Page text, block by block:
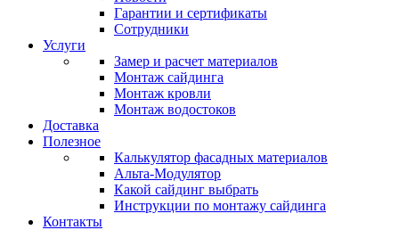
Гарантии и сертификаты
Сотрудники
Услуги
Замер и расчет материалов
Монтаж сайдинга
Монтаж кровли
Монтаж водостоков
Доставка
Полезное
Калькулятор фасадных материалов
Альта-Модулятор
Какой сайдинг выбрать
Инструкции по монтажу сайдинга
Контакты